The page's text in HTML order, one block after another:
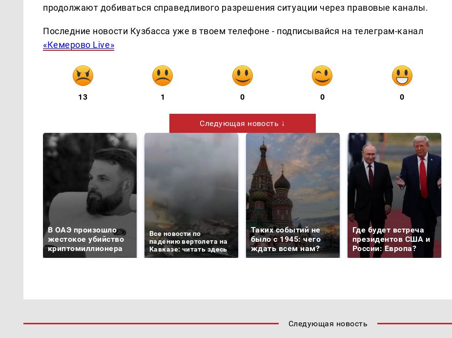
продолжают добиваться справедливого разрешения ситуации через правовые каналы.
Последние новости Кузбасса уже в твоем телефоне - подписывайся на телеграм-канал
«Кемерово Live»
13 1 0 0 0
Следующая новость ↓
В ОАЭ произошло
жестокое убийство
криптомиллионера
Все новости по
падению вертолета на
Кавказе: читать здесь
Таких событий не
было с 1945: чего
ждать всем нам?
Где будет встреча
президентов США и
России: Европа?
Следующая новость